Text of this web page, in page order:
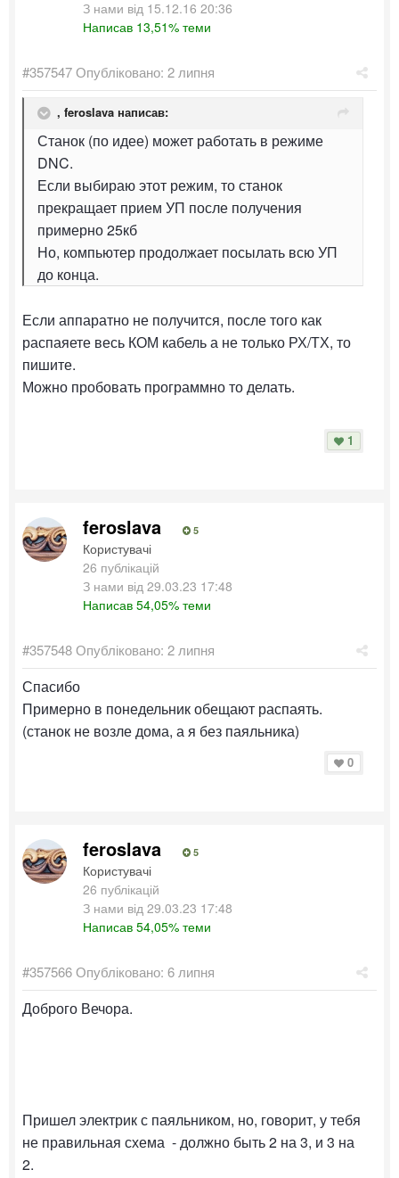
З нами від 15.12.16 20:36
Написав 13,51% теми
#357547Опубліковано: 2 липня
, feroslava написав:
Станок (по идее) может работать в режиме
DNC.
Если выбираю этот режим, то станок
прекращает прием УП после получения
примерно 25кб
Но, компьютер продолжает посылать всю УП
до конца.
Если аппаратно не получится, после того как
распаяете весь КОМ кабель а не только РХ/ТХ, то
пишите.
Можно пробовать программно то делать.
1
feroslava 5
Користувачі
26 публікацій
З нами від 29.03.23 17:48
Написав 54,05% теми
#357548Опубліковано: 2 липня
Спасибо
Примерно в понедельник обещают распаять.
(станок не возле дома, а я без паяльника)
0
feroslava 5
Користувачі
26 публікацій
З нами від 29.03.23 17:48
Написав 54,05% теми
#357566Опубліковано: 6 липня
Доброго Вечора.
Пришел электрик с паяльником, но, говорит, у тебя
не правильная схема - должно быть 2 на 3, и 3 на
2.